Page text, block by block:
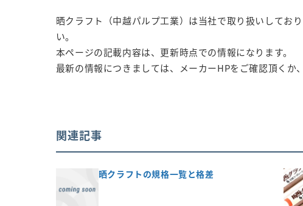
晒クラフト（中越パルプ工業）は当社で取り扱いしてお
い。
本ページの記載内容は、更新時点での情報になります。
最新の情報につきましては、メーカーHPをご確認頂くか
関連記事
晒クラフトの規格一覧と格差